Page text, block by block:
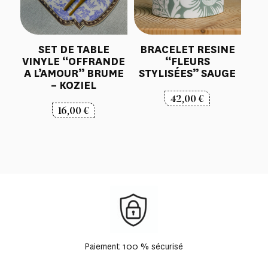
SET DE TABLE
VINYLE “OFFRANDE
A L’AMOUR” BRUME
– KOZIEL
16,00€
BRACELET RESINE
“FLEURS
STYLISÉES” SAUGE
42,00€
Paiement 100 % sécurisé